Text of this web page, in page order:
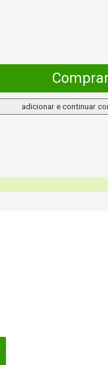
Comprar
adicionar e continuar